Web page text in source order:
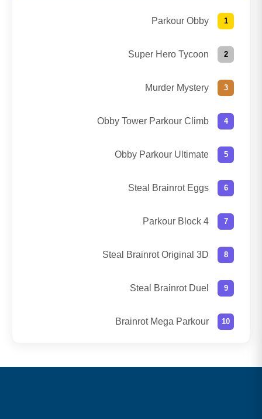
Parkour Obby
Super Hero Tycoon
Murder Mystery
Obby Tower Parkour Climb
Obby Parkour Ultimate
Steal Brainrot Eggs
Parkour Block 4
Steal Brainrot Original 3D
Steal Brainrot Duel
Brainrot Mega Parkour